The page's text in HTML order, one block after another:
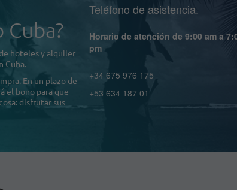
hoteles y alquiler
Cuba.
En un plazo de
el bono para que
disfrutar sus
Teléfono de asistencia.
Horario de atención de 9:00 am a
pm
+34 675 976 175
+53 634 187 01